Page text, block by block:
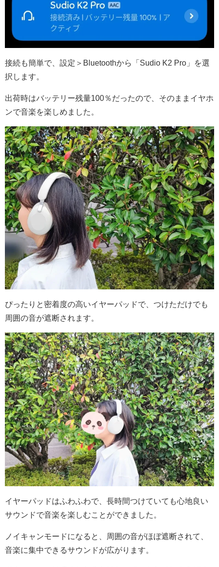
接続も簡単で、設定＞Bluetoothから「Sudio K2 Pro」を選
択します。
出荷時はバッテリー残量100％だったので、そのままイヤホ
ンで音楽を楽しめました。
ぴったりと密着度の高いイヤーパッドで、つけただけでも
周囲の音が遮断されます。
イヤーパッドはふわふわで、長時間つけていても心地良い
サウンドで音楽を楽しむことができました。
ノイキャンモードになると、周囲の音がほぼ遮断されて、
音楽に集中できるサウンドが広がります。